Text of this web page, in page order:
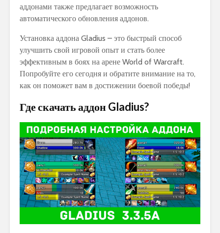
аддонами также предлагает возможность
автоматического обновления аддонов.
Установка аддона Gladius – это быстрый способ
улучшить свой игровой опыт и стать более
эффективным в боях на арене World of Warcraft.
Попробуйте его сегодня и обратите внимание на то,
как он поможет вам в достижении боевой победы!
Где скачать аддон Gladius?